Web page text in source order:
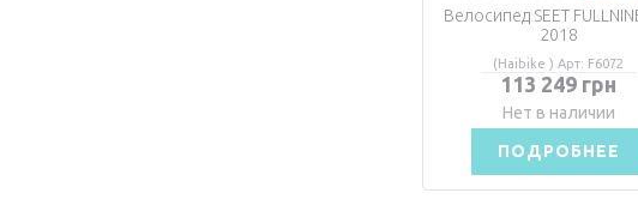
Велосипед SEET
2018
(Haibike ) Арт: F6072
113 249 грн
Нет в наличии
ПОДРОБНЕЕ